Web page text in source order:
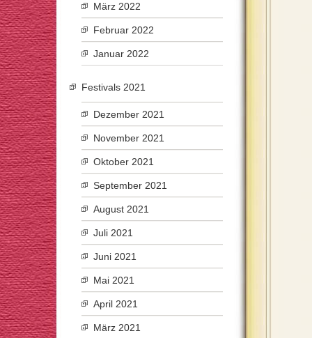
März 2022
Februar 2022
Januar 2022
Festivals 2021
Dezember 2021
November 2021
Oktober 2021
September 2021
August 2021
Juli 2021
Juni 2021
Mai 2021
April 2021
März 2021